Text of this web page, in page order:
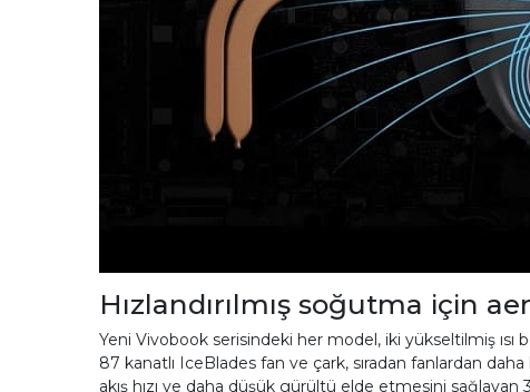
Hızlandırılmış soğutma için
Yeni Vivobook serisindeki her model, iki yükseltilmiş ısı
87 kanatlı IceBlades fan ve çark, sıradan fanlardan
akış hızı ve daha düşük gürültü elde etmesini sağlayan